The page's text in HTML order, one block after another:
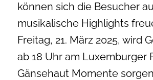
können sich die Besucher
musikalische Highlights
Freitag, 21. März 2025, wird
ab 18 Uhr am Luxemburger
Gänsehaut Momente